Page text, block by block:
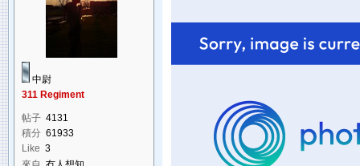
中尉
311 Regiment
帖子 4131
積分 61933
Like 3